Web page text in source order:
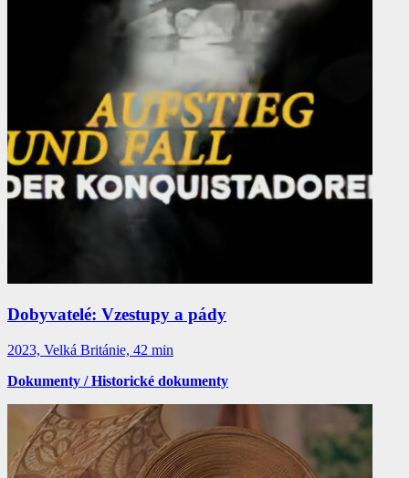
Dobyvatelé: Vzestupy a pády
2023, Velká Británie, 42 min
Dokumenty / Historické dokumenty